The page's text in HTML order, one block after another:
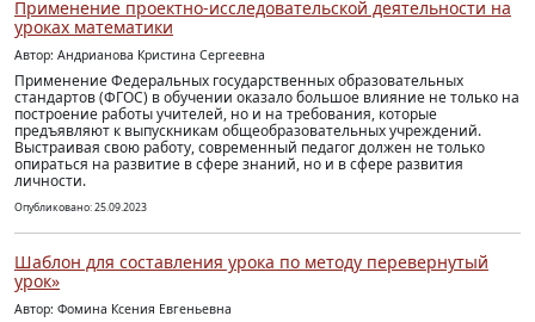
Применение проектно-исследовательской деятельности на
уроках математики
Автор: Андрианова Кристина Сергеевна
Применение Федеральных государственных образовательных
стандартов (ФГОС) в обучении оказало большое влияние не только на
построение работы учителей, но и на требования, которые
предъявляют к выпускникам общеобразовательных учреждений.
Выстраивая свою работу, современный педагог должен не только
опираться на развитие в сфере знаний, но и в сфере развития
личности.
Опубликовано: 25.09.2023
Шаблон для составления урока по методу перевернутый
урок»
Автор: Фомина Ксения Евгеньевна